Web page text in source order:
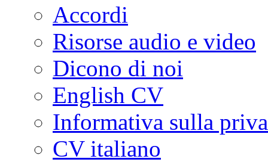
Accordi
Risorse audio e video
Dicono di noi
English CV
Informativa sulla
CV italiano